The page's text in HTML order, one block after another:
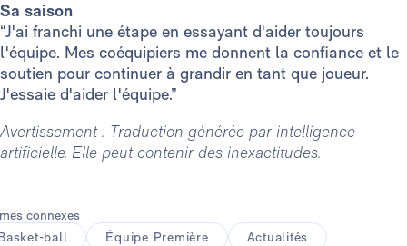
Sa saison
“J'ai franchi une étape en essayant d'aider toujours
l'équipe. Mes coéquipiers me donnent la confiance et le
soutien pour continuer à grandir en tant que joueur.
J'essaie d'aider l'équipe.”
Avertissement : Traduction générée par intelligence
artificielle. Elle peut contenir des inexactitudes.
connexes
ball
Équipe Première Actualités